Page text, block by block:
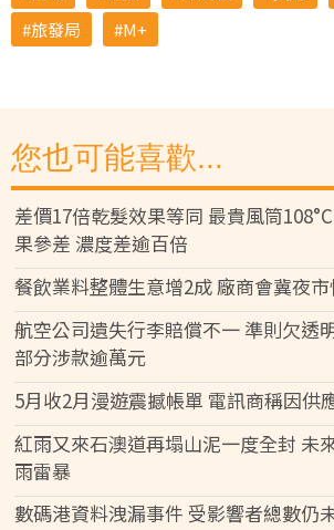
旅發局
M+
您也可能喜歡...
差價17倍乾髮效果等同 最貴風筒
果參差 濃度差逾百倍
餐飲業料整體生意增2成 廠商會冀夜
航空公司遺失行李賠償不一 準則欠透
部分涉款逾萬元
5月收2月漫遊震撼帳單 電訊商稱因供
紅雨又來石澳道再塌山泥一度全封 未
雨雷暴
數碼港資料洩漏事件 受影響者總數仍